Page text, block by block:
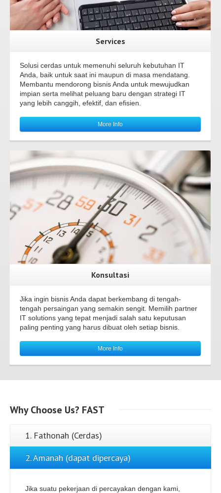
Services
Solusi cerdas untuk memenuhi seluruh kebutuhan IT
Anda, baik untuk saat ini maupun di masa mendatang.
Membantu mendorong bisnis Anda untuk mewujudkan
impian serta melihat peluang baru dengan strategi IT
yang lebih canggih, efektif, dan efisien.
More Info
Konsultasi
Jika ingin bisnis Anda dapat berkembang di tengah-
tengah persaingan yang semakin sengit. Memilih partner
IT solutions yang tepat menjadi salah satu keputusan
paling penting yang harus dibuat oleh setiap bisnis.
More Info
WhyChoose Us? FAST
1. Fathonah (Cerdas)
2. Amanah (dapat dipercaya)
Jika suatu pekerjaan di percayakan dengan kami,